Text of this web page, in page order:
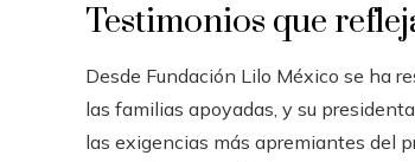
Testimonios que
Desde Fundación Lilo México se ha
las familias apoyadas, y su
las exigencias más apremiantes del